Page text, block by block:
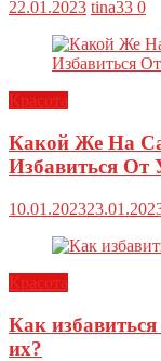
22.01.2023 tina33 0
Красота
Какой Же На
Избавиться От
10.01.2023
Красота
Как
их?